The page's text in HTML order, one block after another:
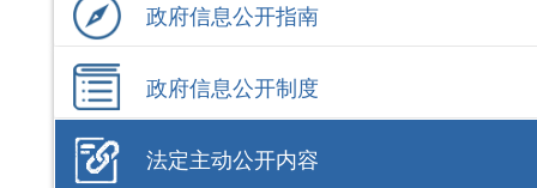
政府信息公开指南
政府信息公开制度
法定主动公开内容